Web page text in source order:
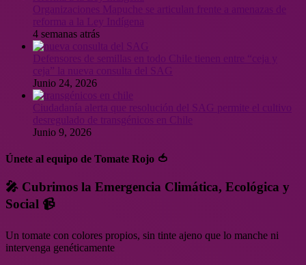
Organizaciones Mapuche se articulan frente a amenazas de
4 semanas atrás
Junio 24, 2026
Ciudadanía alerta que resolución del SAG permite el cultivo
desregulado de transgénicos en Chile
Junio 9, 2026
Únete al equipo de Tomate Rojo 🍅
🎤 Cubrimos la Emergencia Climática, Ecológica y
Social 📹
Un tomate con colores propios, sin tinte ajeno que lo manche ni
intervenga genéticamente